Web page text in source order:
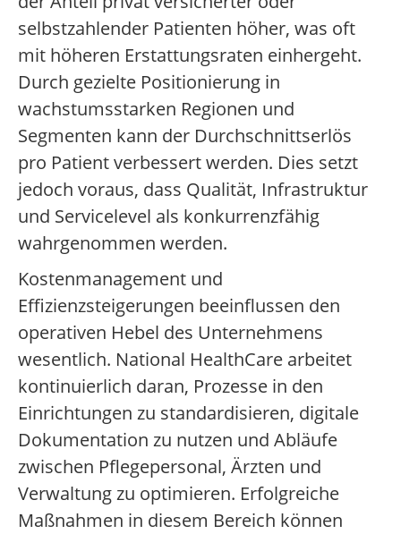
selbstzahlender Patienten höher, was oft
mit höheren Erstattungsraten einhergeht.
Durch gezielte Positionierung in
wachstumsstarken Regionen und
Segmenten kann der Durchschnittserlös
pro Patient verbessert werden. Dies setzt
jedoch voraus, dass Qualität, Infrastruktur
und Servicelevel als konkurrenzfähig
wahrgenommen werden.
Kostenmanagement und
Effizienzsteigerungen beeinflussen den
operativen Hebel des Unternehmens
wesentlich. National HealthCare arbeitet
kontinuierlich daran, Prozesse in den
Einrichtungen zu standardisieren, digitale
Dokumentation zu nutzen und Abläufe
zwischen Pflegepersonal, Ärzten und
Verwaltung zu optimieren. Erfolgreiche
Maßnahmen in diesem Bereich können